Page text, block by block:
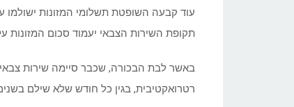
תקופת השירות הצבאי יעמוד סכום המזונות
רטרואקטיבית, בגין כל חודש שלא שילם